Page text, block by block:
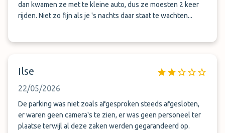
dan kwamen ze met te kleine auto, dus ze moesten 2 keer
rijden. Niet zo fijn als je 's nachts daar staat te wachten...
Ilse
22/05/2026
De parking was niet zoals afgesproken steeds afgesloten,
er waren geen camera's te zien, er was geen personeel ter
plaatse terwijl al deze zaken werden gegarandeerd op.